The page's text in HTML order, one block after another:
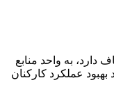
به واحد منابع
عملکرد کارکنان